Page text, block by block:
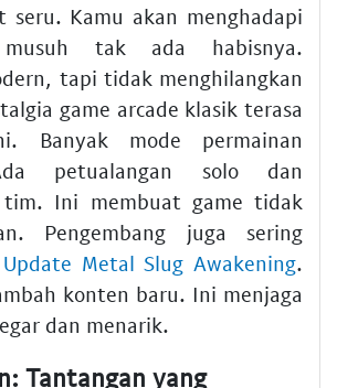
seru. Kamu akan menghadapi
musuh tak ada habisnya.
tapi tidak menghilangkan
game arcade klasik terasa
Banyak mode permainan
petualangan solo dan
tim. Ini membuat game tidak
Pengembang juga sering
Update Metal Slug Awakening.
konten baru. Ini menjaga
dan menarik.
Tantangan yang